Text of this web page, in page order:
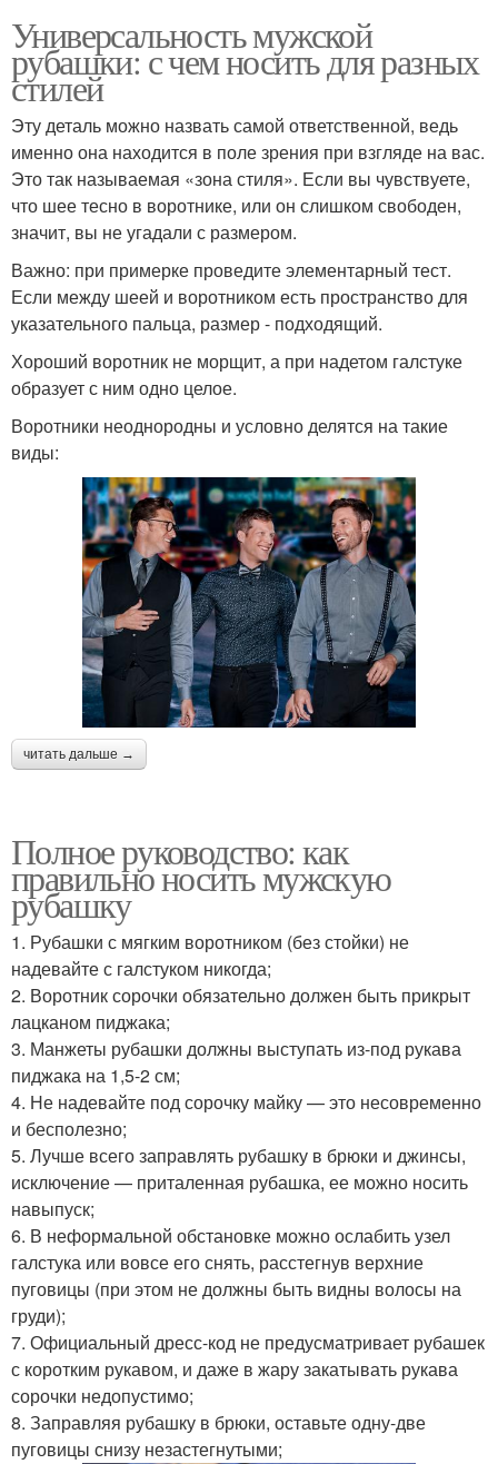
Универсальность мужской
рубашки: с чем носить для разных
стилей
Эту деталь можно назвать самой ответственной, ведь
именно она находится в поле зрения при взгляде на вас.
Это так называемая «зона стиля». Если вы чувствуете,
что шее тесно в воротнике, или он слишком свободен,
значит, вы не угадали с размером.
Важно: при примерке проведите элементарный тест.
Если между шеей и воротником есть пространство для
указательного пальца, размер - подходящий.
Хороший воротник не морщит, а при надетом галстуке
образует с ним одно целое.
Воротники неоднородны и условно делятся на такие
виды:
читать дальше →
Полное руководство: как
правильно носить мужскую
рубашку
1. Рубашки с мягким воротником (без стойки) не
надевайте с галстуком никогда;
2. Воротник сорочки обязательно должен быть прикрыт
лацканом пиджака;
3. Манжеты рубашки должны выступать из-под рукава
пиджака на 1,5-2 см;
4. Не надевайте под сорочку майку — это несовременно
и бесполезно;
5. Лучше всего заправлять рубашку в брюки и джинсы,
исключение — приталенная рубашка, ее можно носить
навыпуск;
6. В неформальной обстановке можно ослабить узел
галстука или вовсе его снять, расстегнув верхние
пуговицы (при этом не должны быть видны волосы на
груди);
7. Официальный дресс-код не предусматривает рубашек
с коротким рукавом, и даже в жару закатывать рукава
сорочки недопустимо;
8. Заправляя рубашку в брюки, оставьте одну-две
пуговицы снизу незастегнутыми;